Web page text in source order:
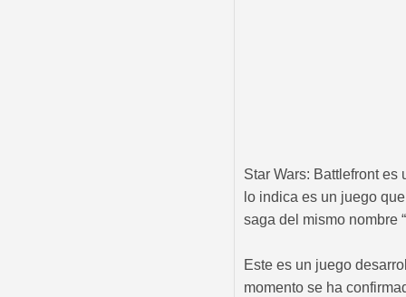
Star Wars: Battlefront
lo indica es un juego
saga del mismo nombre
Este es un juego
momento se ha